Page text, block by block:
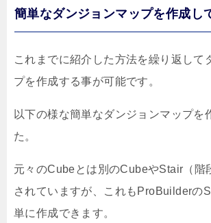
簡単なダンジョンマップを作成し
これまでに紹介した方法を繰り返して
プを作成する事が可能です。
以下の様な簡単なダンジョンマップを
た。
元々のCubeとは別のCubeやStair（階
されていますが、これもProBuilderの
単に作成できます。